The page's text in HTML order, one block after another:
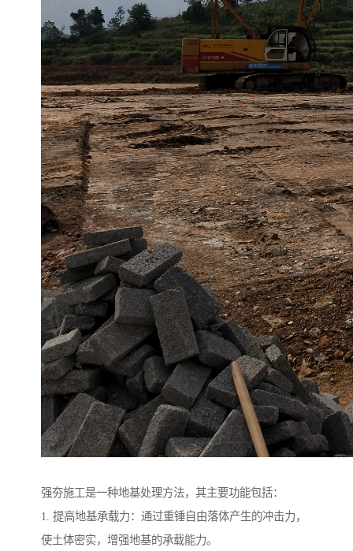
强夯施工是一种地基处理方法，其主要功能包括：
1. 提高地基承载力：通过重锤自由落体产生的冲击力，
使土体密实，增强地基的承载能力。